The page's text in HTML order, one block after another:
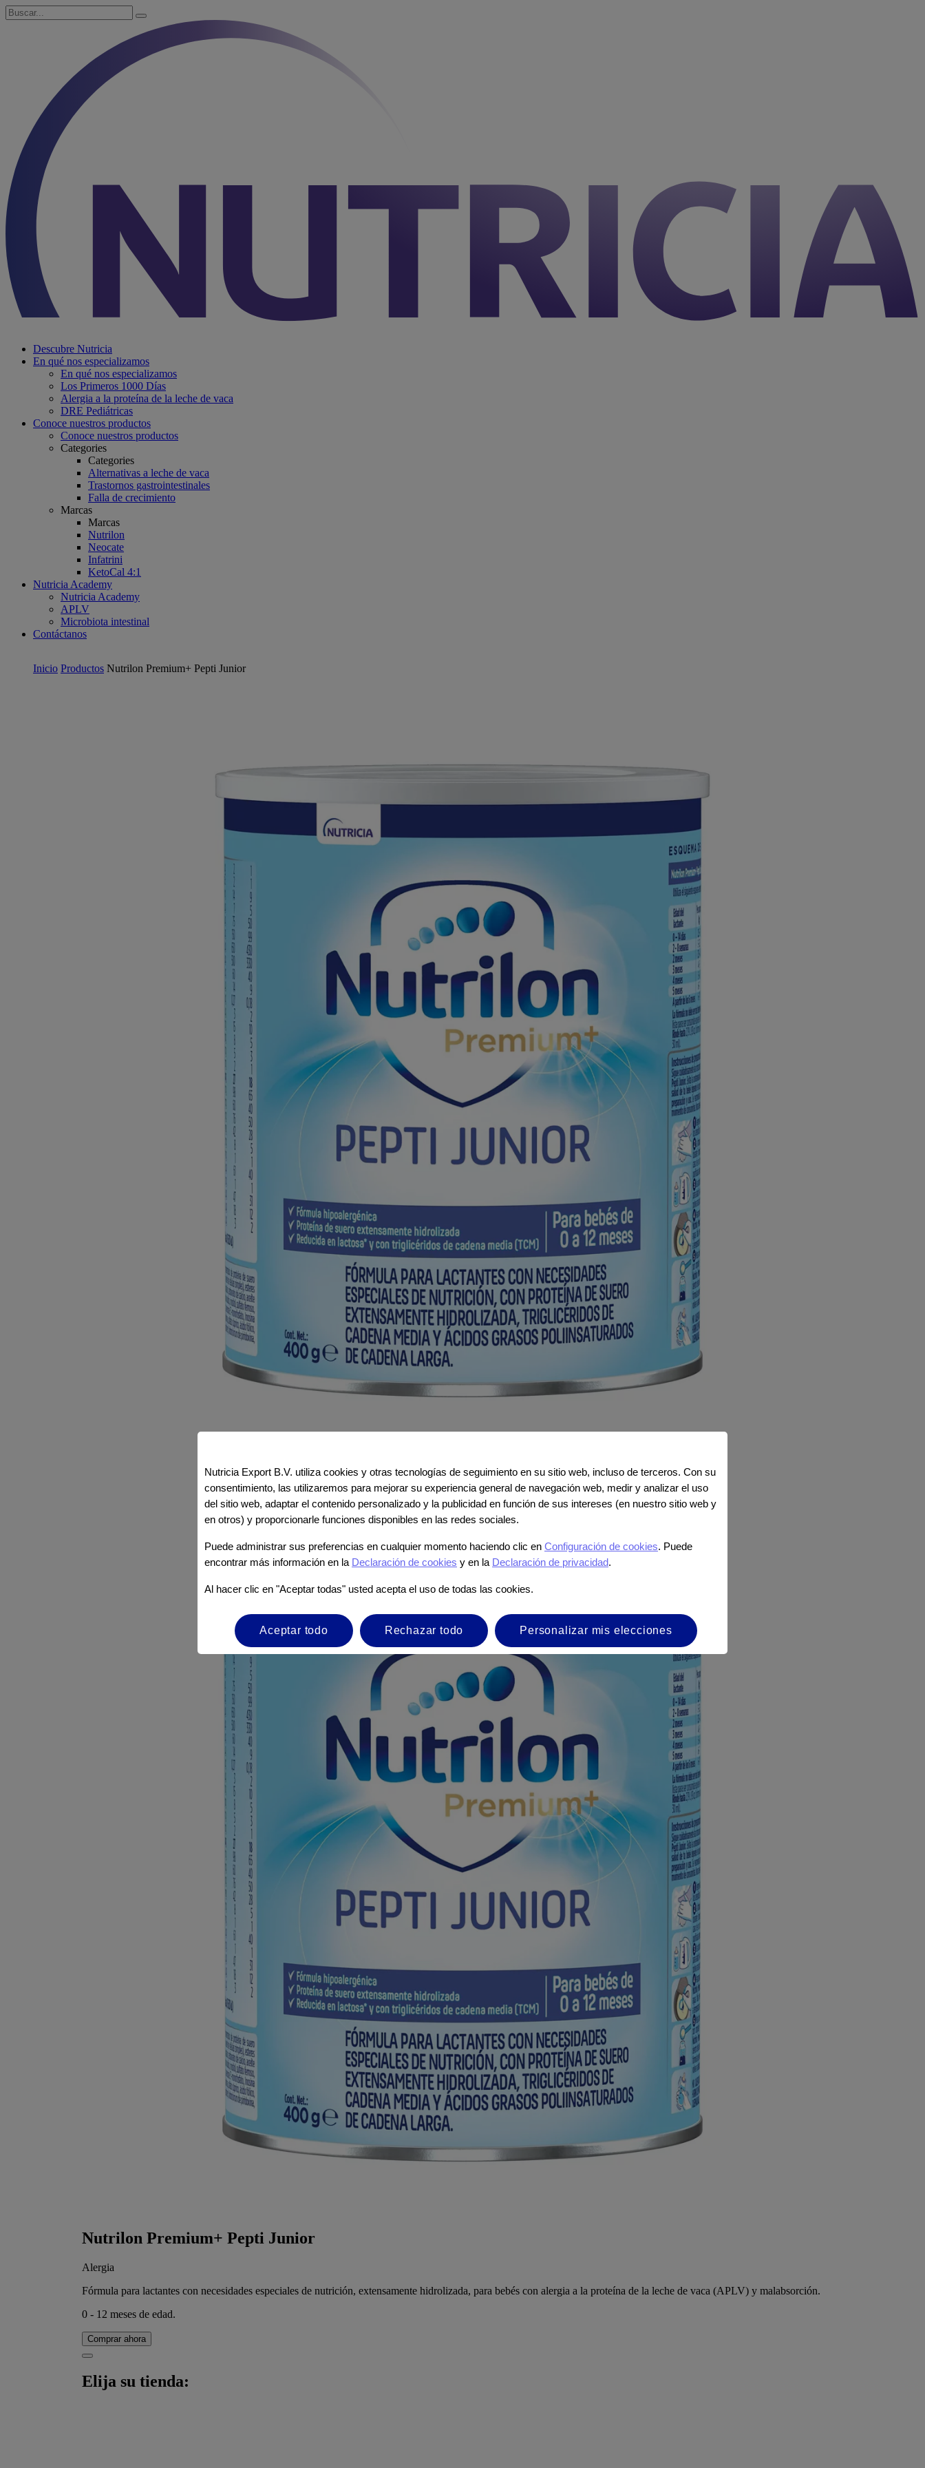
Descubre Nutricia
En qué nos especializamos
En qué nos especializamos
Los Primeros 1000 Días
Alergia a la proteína de la leche de vaca
DRE Pediátricas
Conoce nuestros productos
Conoce nuestros productos
Categories
Categories
Alternativas a leche de vaca
Trastornos gastrointestinales
Falla de crecimiento
Marcas
Marcas
Nutrilon
Neocate
Infatrini
KetoCal 4:1
Nutricia Academy
Nutricia Academy
APLV
Microbiota intestinal
Contáctanos
Inicio Productos Nutrilon Premium+ Pepti Junior
Nutrilon Premium+ Pepti Junior
Alergia
Fórmula para lactantes con necesidades especiales de nutrición, extensamente hidrolizada, para bebés con alergia a la proteína de la leche de vaca (APLV) y malabsorción.
0 - 12 meses de edad.
Comprar ahora
Elija su tienda:
Nutricia Export B.V. utiliza cookies y otras tecnologías de seguimiento en su sitio web, incluso de terceros. Con su
consentimiento, las utilizaremos para mejorar su experiencia general de navegación web, medir y analizar el uso
del sitio web, adaptar el contenido personalizado y la publicidad en función de sus intereses (en nuestro sitio web y
en otros) y proporcionarle funciones disponibles en las redes sociales.
Puede administrar sus preferencias en cualquier momento haciendo clic en Configuración de cookies. Puede
encontrar más información en la Declaración de cookies y en la Declaración de privacidad.
Al hacer clic en "Aceptar todas" usted acepta el uso de todas las cookies.
Aceptar todo Rechazar todo Personalizar mis elecciones